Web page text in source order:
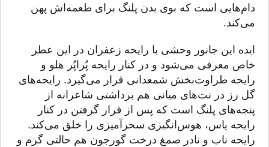
دام‌هایی است که بوی بدن پلنگ برای طعمه‌اش پهن
می‌کند.
ایده این جانور وحشی با رایحه زعفران در این عطر
خاص معرفی می‌شود و در کنار رایحه پُراپُر هلو و
رایحه طراوت‌بخش شمعدانی قرار می‌گیرد. رایحه‌های
گل رز در نت‌های میانی هم برداشتی شاعرانه از
پنجه‌های پلنگ است که پس از قرار گرفتن در کنار
رایحه یاس، هوس‌انگیزی سحرآمیزی را خلق می‌کند.
رایحه ناب و نادر صمغ درخت گورجون هم حالتی گرم و